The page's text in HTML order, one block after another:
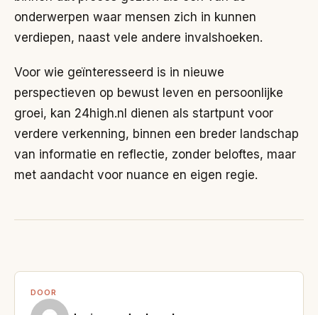
onderwerpen waar mensen zich in kunnen
verdiepen, naast vele andere invalshoeken.
Voor wie geïnteresseerd is in nieuwe
perspectieven op bewust leven en persoonlijke
groei, kan 24high.nl dienen als startpunt voor
verdere verkenning, binnen een breder landschap
van informatie en reflectie, zonder beloftes, maar
met aandacht voor nuance en eigen regie.
DOOR